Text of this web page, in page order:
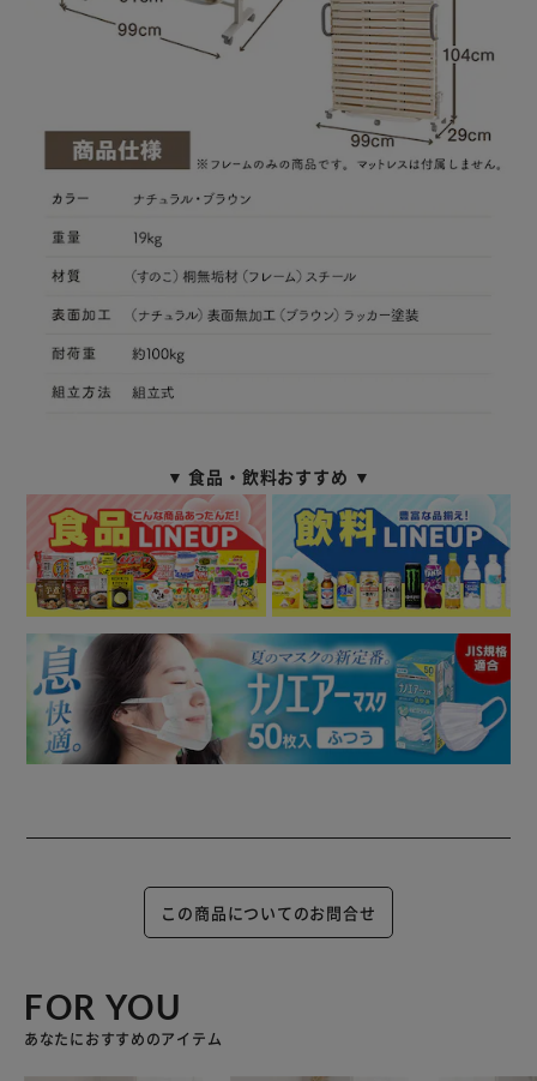
▼ 食品・飲料おすすめ ▼
この商品についてのお問合せ
FOR YOU
あなたにおすすめのアイテム